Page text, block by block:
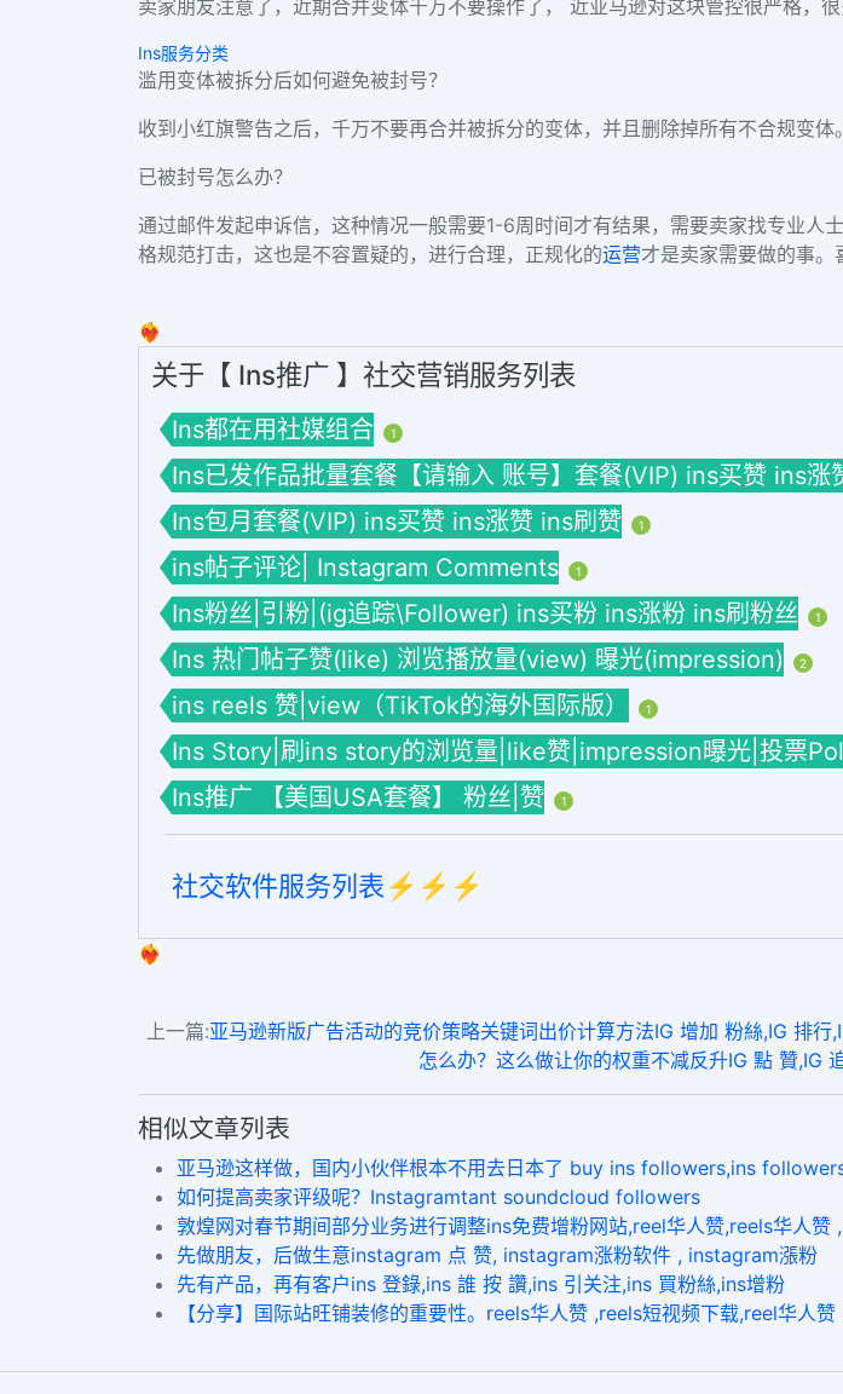
卖家朋友注意了，近期合并变体千万不要操作了， 近亚马逊对这块管控很严格，很
Ins服务分类
滥用变体被拆分后如何避免被封号？
收到小红旗警告之后，千万不要再合并被拆分的变体，并且删除掉所有不合规变体
已被封号怎么办？
通过邮件发起申诉信，这种情况一般需要1-6周时间才有结果，需要卖家找专业
格规范打击，这也是不容置疑的，进行合理，正规化的运营才是卖家需要做的事。
❤️‍🔥
关于【 Ins推广 】社交营销服务列表
Ins都在用社媒组合 1
Ins已发作品批量套餐【请输入 账号】套餐(VIP) ins买赞 ins涨
Ins包月套餐(VIP) ins买赞 ins涨赞 ins刷赞 1
ins帖子评论| Instagram Comments 1
Ins粉丝|引粉|(ig追踪\Follower) ins买粉 ins涨粉 ins刷粉丝 1
Ins 热门帖子赞(like) 浏览播放量(view) 曝光(impression) 2
ins reels 赞|view（TikTok的海外国际版） 1
Ins Story|刷ins story的浏览量|like赞|impression曝光|投票
Ins推广 【美国USA套餐】 粉丝|赞 1
社交软件服务列表⚡️⚡️⚡️
❤️‍🔥
上一篇:亚马逊新版广告活动的竞价策略关键词出价计算方法IG 增加 粉絲,IG 排行
怎么办？这么做让你的权重不减反升IG 點 贊,IG
相似文章列表
亚马逊这样做，国内小伙伴根本不用去日本了 buy ins followers,ins
如何提高卖家评级呢？Instagramtant soundcloud followers
敦煌网对春节期间部分业务进行调整ins免费增粉网站,reel华人赞,reels华人赞
先做朋友，后做生意instagram 点 赞, instagram涨粉软件 , instagram漲粉
先有产品，再有客户ins 登錄,ins 誰 按 讚,ins 引关注,ins 買粉絲,ins增粉
【分享】国际站旺铺装修的重要性。reels华人赞 ,reels短视频下载,reel华人